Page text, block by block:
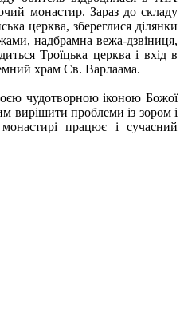
монастир. Зараз до складу
церква, збереглися ділянки
надбрамна вежа-дзвіниця,
Троїцька церква і вхід в
храм Св. Варлаама.
чудотворною іконою Божої
вирішити проблеми із зором і
працює і сучасний